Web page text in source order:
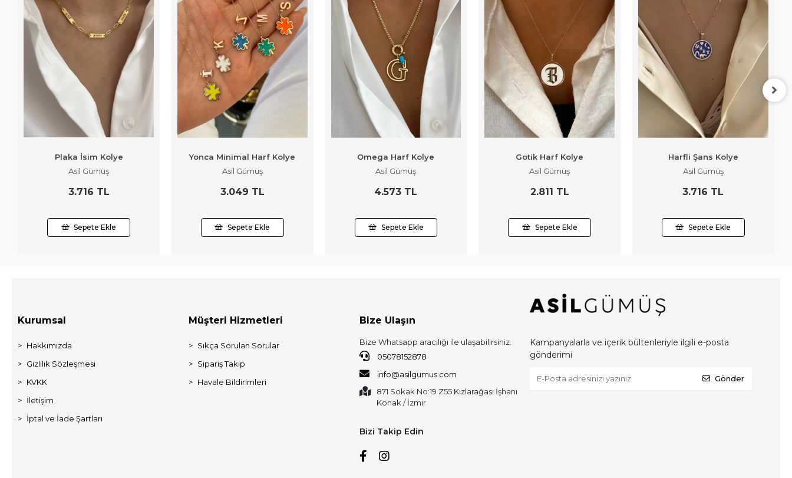
Plaka İsim Kolye
Asil Gümüş
3.716 TL
Sepete Ekle
Yonca Minimal Harf Kolye
Asil Gümüş
3.049 TL
Sepete Ekle
Omega Harf Kolye
Asil Gümüş
4.573 TL
Sepete Ekle
Gotik Harf Kolye
Asil Gümüş
2.811 TL
Sepete Ekle
Harfli Şans Kolye
Asil Gümüş
3.716 TL
Sepete Ekle
Kurumsal
Hakkımızda
Gizlilik Sözleşmesi
KVKK
İletişim
İptal ve İade Şartları
Müşteri Hizmetleri
Sıkça Sorulan Sorular
Sipariş Takip
Havale Bildirimleri
Bize Ulaşın
Bize Whatsapp aracılığı ile ulaşabilirsiniz.
05078152878
info@asilgumus.com
871 Sokak No:19 Z55 Kızlarağası İşhanı
Konak / İzmir
Bizi Takip Edin
Kampanyalarla ve içerik bültenleriyle ilgili e-posta
gönderimi
Gönder